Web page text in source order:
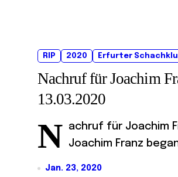
RIP 2020 Erfurter
Nachruf für Joachim
13.03.2020
N
achruf für Joachim
Joachim Franz
Jan. 23, 2020